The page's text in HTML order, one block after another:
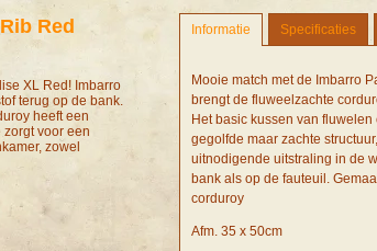
Red
XL Red! Imbarro
terug op de bank.
heeft een
zorgt voor een
zowel
Informatie Specificaties
Mooie match met de Imbarro
brengt de fluweelzachte
Het basic kussen van
gegolfde maar zachte
uitnodigende uitstraling in de
bank als op de fauteuil.
corduroy
Afm. 35 x 50cm